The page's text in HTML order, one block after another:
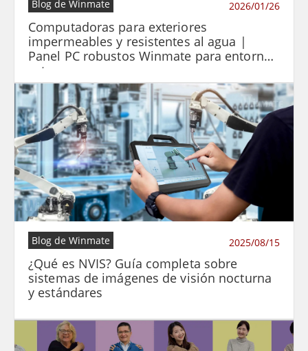
Blog de Winmate 2026/01/26
Computadoras para exteriores
impermeables y resistentes al agua |
Panel PC robustos Winmate para entornos
extremos
Blog de Winmate 2025/08/15
¿Qué es NVIS? Guía completa sobre
sistemas de imágenes de visión nocturna
y estándares